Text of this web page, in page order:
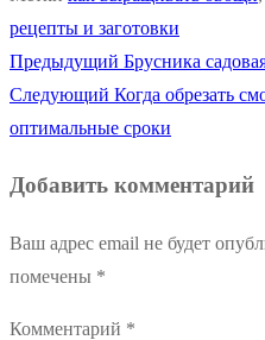
рецепты и заготовки
Навигация
по
Предыдущий Предыдущая
запись:
Брусника
Следующий Следующая
запись:
Когда обрезать
оптимальные сроки
Добавить комментарий
Ваш адрес email не будет
помечены *
Комментарий *